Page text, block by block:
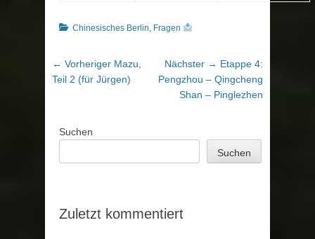
Kategorien
Chinesisches Berlin, Fragen
Beitragsnavigation
← Vorheriger Vorheriger
Beitrag:
Mazu,
Teil 2 (für Jürgen)
Nächster → Nächster
Beitrag:
Etappe 4:
Pengzhou – Qingcheng
Shan – Pinglezhen
Suchen
Suchen
Zuletzt kommentiert